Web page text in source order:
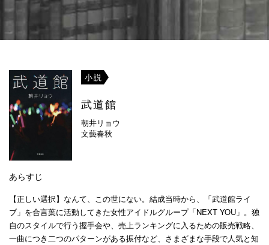
小説
武道館
朝井リョウ
文藝春秋
あらすじ
【正しい選択】なんて、この世にない。結成当時から、「武道館ライ
ブ」を合言葉に活動してきた女性アイドルグループ「NEXT YOU」。独
自のスタイルで行う握手会や、売上ランキングに入るための販売戦略、
一曲につき二つのパターンがある振付など、さまざまな手段で人気と知